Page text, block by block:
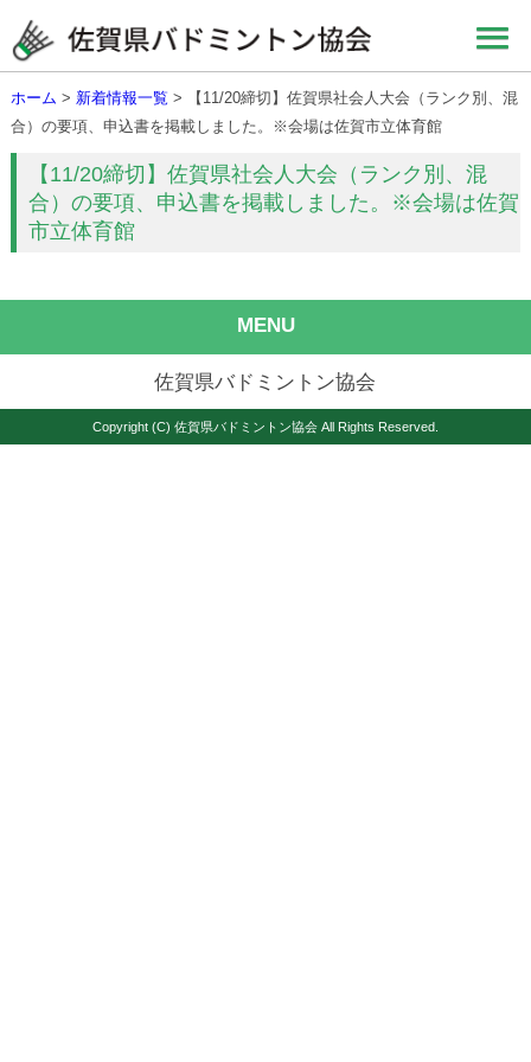
ホーム > 新着情報一覧 > 【11/20締切】佐賀県社会人大会（ランク別、混
合）の要項、申込書を掲載しました。※会場は佐賀市立体育館
【11/20締切】佐賀県社会人大会（ランク別、混
合）の要項、申込書を掲載しました。※会場は佐賀
市立体育館
MENU
佐賀県バドミントン協会
Copyright (C) 佐賀県バドミントン協会 All Rights Reserved.